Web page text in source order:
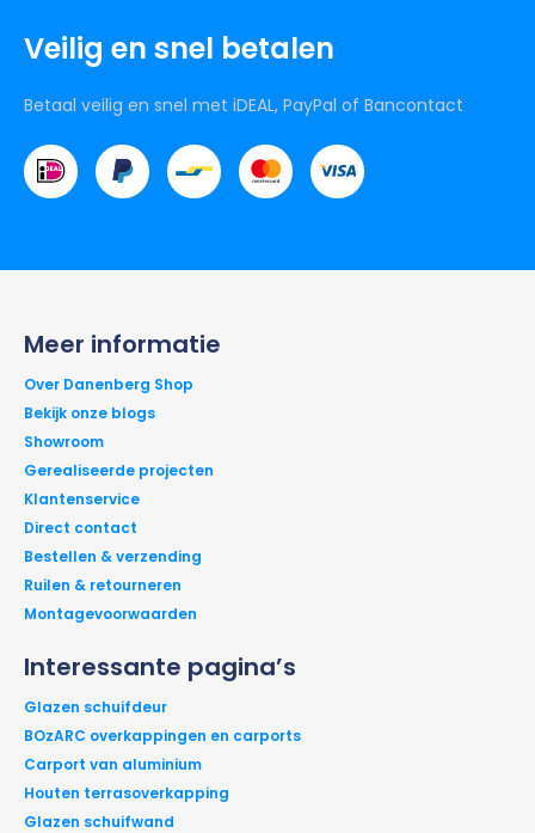
Veilig en snel betalen
Betaal veilig en snel met iDEAL, PayPal of Bancontact
Interessante pagina’s
Glazen schuifdeur
BOzARC overkappingen en carports
Carport van aluminium
Houten terrasoverkapping
Glazen schuifwand
Meer informatie
Over Danenberg Shop
Bekijk onze blogs
Showroom
Gerealiseerde projecten
Klantenservice
Direct contact
Bestellen & verzending
Ruilen & retourneren
Montagevoorwaarden